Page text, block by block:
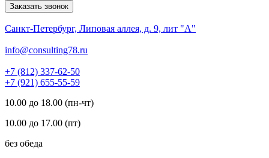
Заказать звонок
Санкт-Петербург, Липовая аллея, д. 9, лит "А"
info@consulting78.ru
+7 (812) 337-62-50
+7 (921) 655-55-59
10.00 до 18.00 (пн-чт)
10.00 до 17.00 (пт)
без обеда